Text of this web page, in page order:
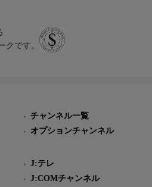
クです。
チャンネル一覧
オプションチャンネル
J:テレ
J:COMチャンネル